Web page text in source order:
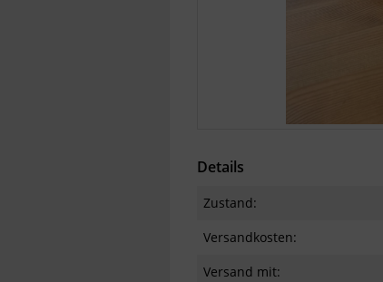
Details
Zustand:
Versandkosten:
Versand mit: